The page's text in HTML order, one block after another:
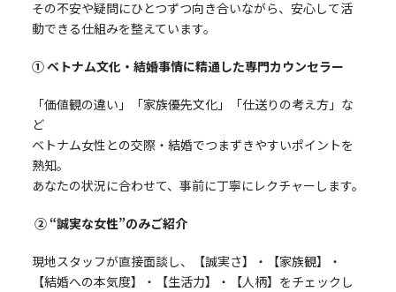
その不安や疑問にひとつずつ向き合いながら、安心して活
動できる仕組みを整えています。
① ベトナム文化・結婚事情に精通した専門カウンセラー
「価値観の違い」「家族優先文化」「仕送りの考え方」な
ど
ベトナム女性との交際・結婚でつまずきやすいポイントを
熟知。
あなたの状況に合わせて、事前に丁寧にレクチャーします。
② “誠実な女性”のみご紹介
現地スタッフが直接面談し、【誠実さ】・【家族観】・
【結婚への本気度】・【生活力】・【人柄】をチェックし